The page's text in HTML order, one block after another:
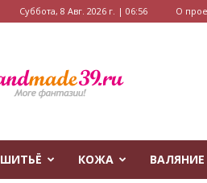
Суббота, 8 Авг. 2026 г. | 06:56 О
ШИТЬЁ КОЖА ВАЛЯНИЕ